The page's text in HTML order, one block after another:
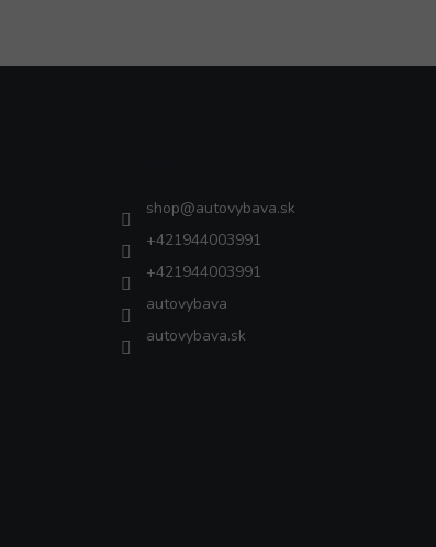
shop@autovybava.sk
+421944003991
+421944003991
autovybava
autovybava.sk